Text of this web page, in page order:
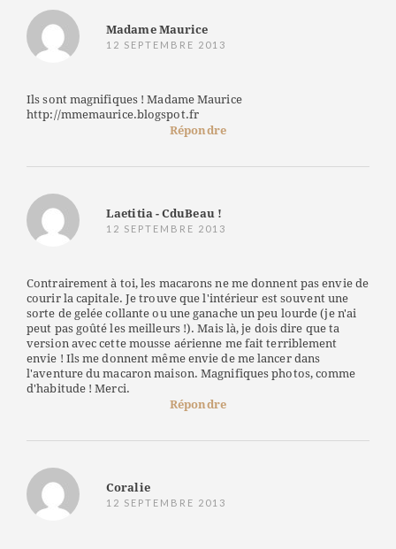
Madame Maurice
12 SEPTEMBRE 2013
Ils sont magnifiques ! Madame Maurice
http://mmemaurice.blogspot.fr
Répondre
Laetitia - CduBeau !
12 SEPTEMBRE 2013
Contrairement à toi, les macarons ne me donnent pas envie de
courir la capitale. Je trouve que l'intérieur est souvent une
sorte de gelée collante ou une ganache un peu lourde (je n'ai
peut pas goûté les meilleurs !). Mais là, je dois dire que ta
version avec cette mousse aérienne me fait terriblement
envie ! Ils me donnent même envie de me lancer dans
l'aventure du macaron maison. Magnifiques photos, comme
d'habitude ! Merci.
Répondre
Coralie
12 SEPTEMBRE 2013